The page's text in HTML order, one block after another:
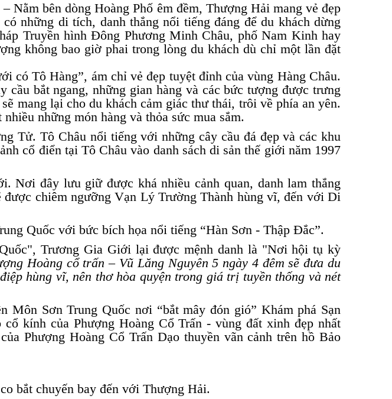
Nằm bên dòng Hoàng Phố êm đềm, Thượng Hải mang vẻ đẹp
những di tích, danh thắng nổi tiếng đáng để du khách dừng
Truyền hình Đông Phương Minh Châu, phố Nam Kinh hay
không bao giờ phai trong lòng du khách dù chỉ một lần đặt
có Tô Hàng”, ám chỉ vẻ đẹp tuyệt đỉnh của vùng Hàng Châu.
bắt ngang, những gian hàng và các bức tượng được trưng
mang lại cho du khách cảm giác thư thái, trôi về phía an yên.
những món hàng và thỏa sức mua sắm.
Tử. Tô Châu nổi tiếng với những cây cầu đá đẹp và các khu
cổ điển tại Tô Châu vào danh sách di sản thế giới năm 1997
đây lưu giữ được khá nhiều cảnh quan, danh lam thắng
được chiêm ngưỡng Vạn Lý Trường Thành hùng vĩ, đến với Di
Quốc với bức bích họa nổi tiếng “Hàn Sơn - Thập Đắc”.
Trương Gia Giới lại được mệnh danh là "Nơi hội tụ kỳ
Hoàng cổ trấn – Vũ Lăng Nguyên 5 ngày 4 đêm sẽ đưa du
hùng vĩ, nên thơ hòa quyện trong giá trị tuyền thống và nét
Sơn Trung Quốc nơi “bắt mây đón gió” Khám phá Sạn
kính của Phượng Hoàng Cổ Trấn - vùng đất xinh đẹp nhất
Phượng Hoàng Cổ Trấn Dạo thuyền vãn cảnh trên hồ Bảo
bắt chuyến bay đến với Thượng Hải.